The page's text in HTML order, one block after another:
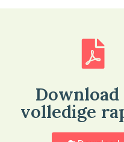
volledige